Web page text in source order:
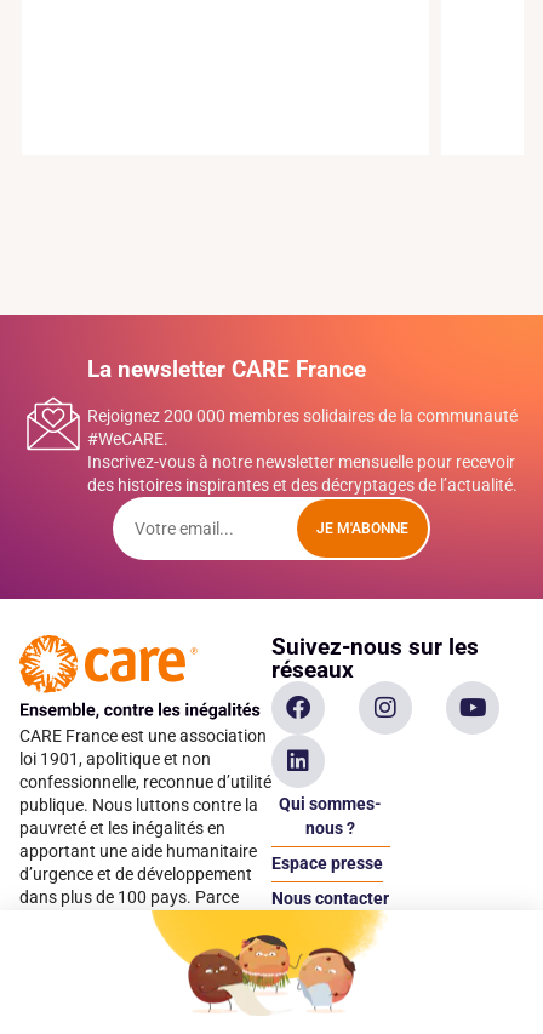
La newsletter CARE France
Rejoignez 200 000 membres solidaires de la communauté
#WeCARE.
Inscrivez-vous à notre newsletter mensuelle pour recevoir
des histoires inspirantes et des décryptages de l’actualité.
JE M'ABONNE
CARE France est une association
loi 1901, apolitique et non
confessionnelle, reconnue d’utilité
publique. Nous luttons contre la
pauvreté et les inégalités en
apportant une aide humanitaire
d’urgence et de développement
dans plus de 100 pays. Parce
qu’elles sont les premières
victimes des inégalités, CARE met
les femmes et les filles au cœur
Suivez-nous sur les
réseaux
Qui sommes-
nous ?
Espace presse
Nous contacter
Espace
donateur